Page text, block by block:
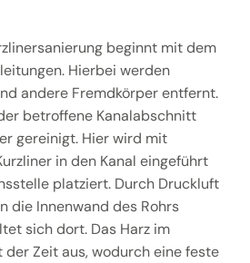
beginnt mit dem
Hierbei werden
andere Fremdkörper entfernt.
betroffene Kanalabschnitt
gereinigt. Hier wird mit
in den Kanal eingeführt
platziert. Durch Druckluft
die Innenwand des Rohrs
sich dort. Das Harz im
Zeit aus, wodurch eine feste